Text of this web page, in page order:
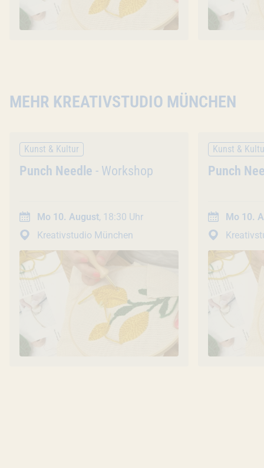
MEHR KREATIVSTUDIO MÜNCHEN
Kunst & Kultur
Veranstaltung
Punch Needle - Workshop
Mo 10. August, 18:30 Uhr
Kreativstudio München
Kunst &
Punch
Mo 10.